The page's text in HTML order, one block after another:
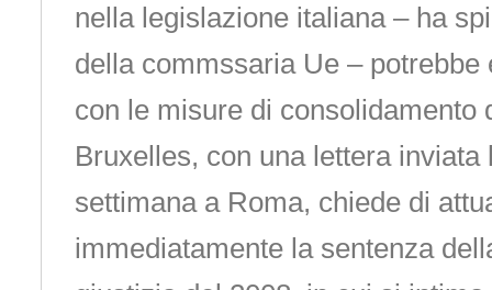
nella legislazione italiana – ha
della commssaria Ue – potrebbe
con le misure di consolidamento
Bruxelles, con una lettera inviata
settimana a Roma, chiede di
immediatamente la sentenza